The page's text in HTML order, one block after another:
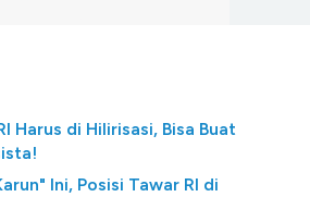
Harus di Hilirisasi, Bisa Buat
Ini, Posisi Tawar RI di